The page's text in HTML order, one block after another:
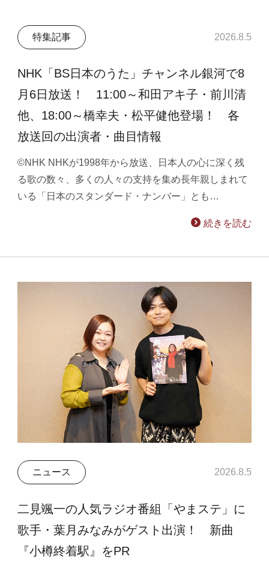
特集記事 2026.8.5
NHK「BS日本のうた」チャンネル銀河で8
月6日放送！ 11:00～和田アキ子・前川清
他、18:00～橋幸夫・松平健他登場！ 各
放送回の出演者・曲目情報
©NHK NHKが1998年から放送、日本人の心に深く残
る歌の数々、多くの人々の支持を集め長年親しまれて
いる「日本のスタンダード・ナンバー」とも…
続きを読む
ニュース 2026.8.5
二見颯一の人気ラジオ番組「やまステ」に
歌手・葉月みなみがゲスト出演！ 新曲
『小樽終着駅』をPR